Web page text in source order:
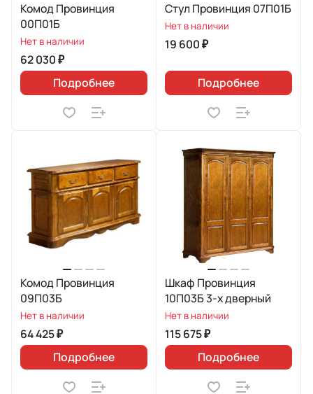
Комод Провинция
00П01Б
Нет в наличии
62 030 ₽
Подробнее
Стул Провинция 07П01Б
Нет в наличии
19 600 ₽
Подробнее
Комод Провинция
09П03Б
Нет в наличии
64 425 ₽
Подробнее
Шкаф Провинция
10П03Б 3-х дверный
Нет в наличии
115 675 ₽
Подробнее